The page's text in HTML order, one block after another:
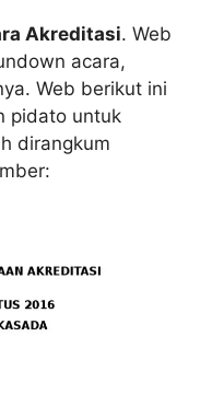
Akreditasi. Web
acara,
Web berikut ini
pidato untuk
dirangkum